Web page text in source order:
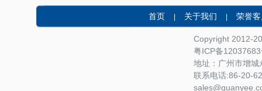
首页 关于我们 荣誉
Copyright 2012-
粤ICP备12037683
地址：广州市增
联系电话:86-20-